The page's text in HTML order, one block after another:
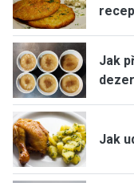
Jak
Jak